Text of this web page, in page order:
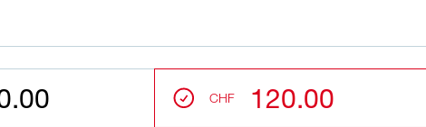
CHF 120.00